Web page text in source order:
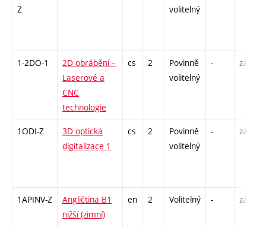
Z
volitelný
1-2DO-1
2D obrábění –
Laserové a
CNC
technologie
cs 2
Povinně
volitelný
- zá
1ODI-Z
3D optická
digitalizace 1
cs 2
Povinně
volitelný
- zá
1APINV-Z
Angličtina B1
nižší (zimní)
en 2 Volitelný - zá